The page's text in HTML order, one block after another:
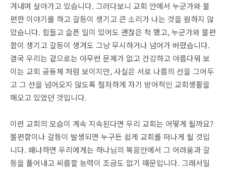
겨내며 살아가고 있습니다. 그러다보니 교회 안에서 누군가와 불
편한 이야기를 하고 갈등이 생기고 큰 소리가 나는 것을 원하지 않
았습니다. 힘들고 슬픈 일이 있어도 괜찮은 척 했고, 누군가와 불편
함이 생기고 갈등이 생겨도 그냥 무시하거나 넘어가 버렸습니다.
결국 우리는 겉으로는 아무런 문제가 없고 건강하고 아름다워 보
이는 교회 공동체 처럼 보이지만, 사실은 서로 나름의 선을 그어두
고 그 선을 넘어오지 않도록 철저하게 자기 방어적인 교회생활을
해오고 있었던 것입니다.
이런 교회의 모습이 계속 지속된다면 우리 교회는 어떻게 될까요?
불편함이나 갈등이 발생되면 누구든 쉽게 교회를 떠나게 될 것입
니다. 왜냐하면 우리에게는 하나님의 복음안에서 그 어려움과 갈
등을 풀어내고 씨름할 능력이 조금도 없기 때문입니다. 그래서일